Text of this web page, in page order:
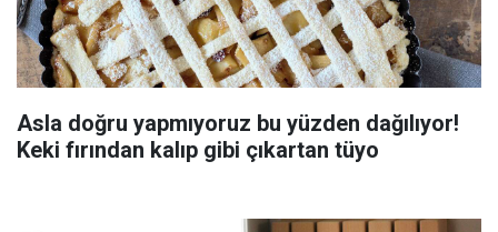
Asla doğru yapmıyoruz bu yüzden dağılıyor!
Keki fırından kalıp gibi çıkartan tüyo